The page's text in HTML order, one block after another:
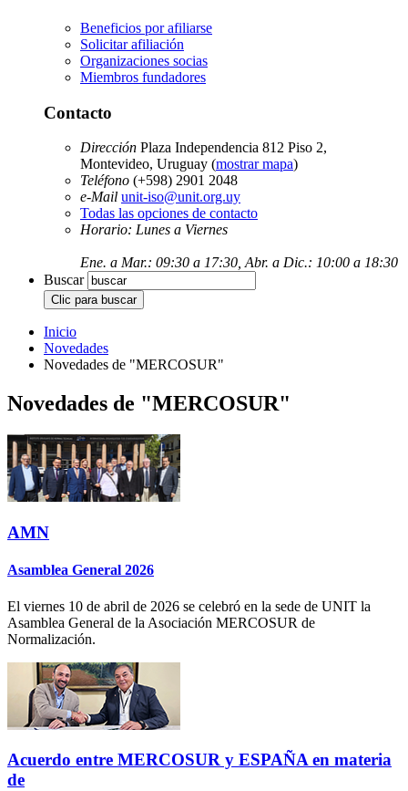
Beneficios por afiliarse
Solicitar afiliación
Organizaciones socias
Miembros fundadores
Contacto
Dirección Plaza Independencia 812 Piso 2,
Montevideo, Uruguay (mostrar mapa)
Teléfono (+598) 2901 2048
e-Mail unit-iso@unit.org.uy
Todas las opciones de contacto
Horario: Lunes a Viernes
Ene. a Mar.: 09:30 a 17:30, Abr. a Dic.: 10:00 a 18:30
Buscar
Inicio
Novedades
Novedades de "MERCOSUR"
Novedades de "MERCOSUR"
AMN
Asamblea General 2026
El viernes 10 de abril de 2026 se celebró en la sede de UNIT la
Asamblea General de la Asociación MERCOSUR de
Normalización.
Acuerdo entre MERCOSUR y ESPAÑA en materia
de